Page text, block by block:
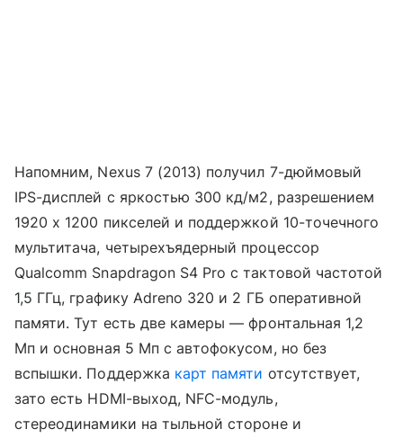
Напомним, Nexus 7 (2013) получил 7-дюймовый
IPS-дисплей с яркостью 300 кд/м2, разрешением
1920 х 1200 пикселей и поддержкой 10-точечного
мультитача, четырехъядерный процессор
Qualcomm Snapdragon S4 Pro с тактовой частотой
1,5 ГГц, графику Adreno 320 и 2 ГБ оперативной
памяти. Тут есть две камеры — фронтальная 1,2
Мп и основная 5 Мп с автофокусом, но без
вспышки. Поддержка карт памяти отсутствует,
зато есть HDMI-выход, NFC-модуль,
стереодинамики на тыльной стороне и